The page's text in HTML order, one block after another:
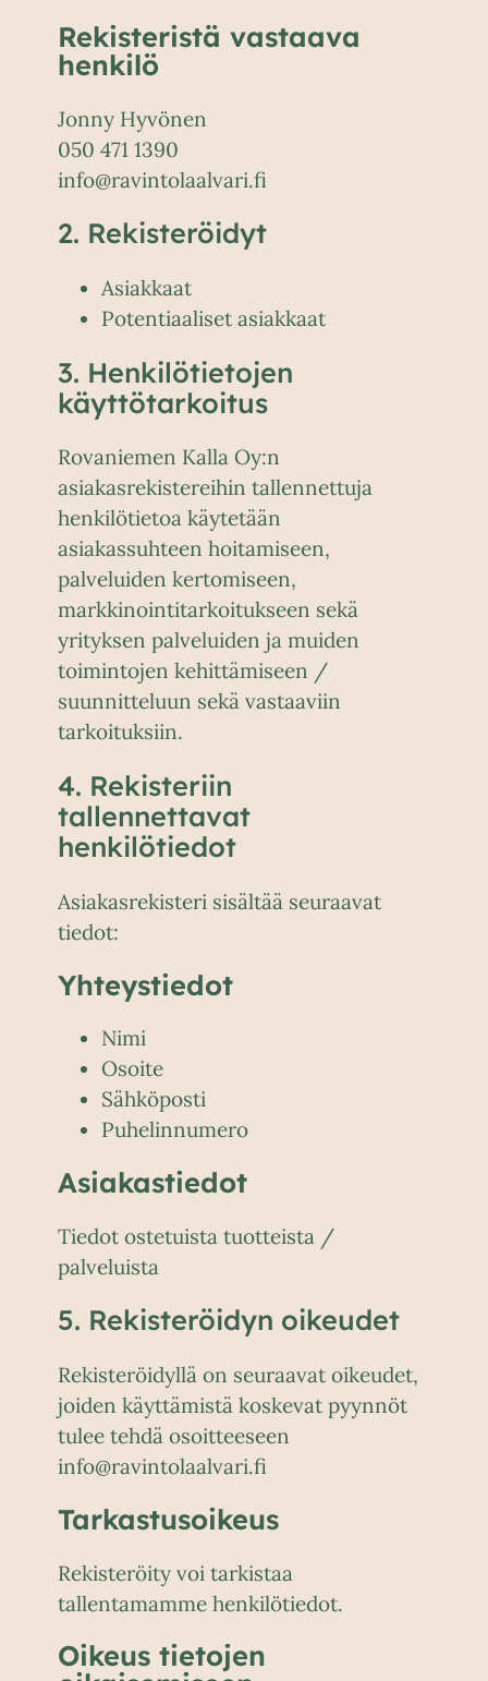
Rekisteristä vastaava
henkilö
Jonny Hyvönen
050 471 1390
info@ravintolaalvari.fi
2. Rekisteröidyt
Asiakkaat
Potentiaaliset asiakkaat
3. Henkilötietojen
käyttötarkoitus
Rovaniemen Kalla Oy:n
asiakasrekistereihin tallennettuja
henkilötietoa käytetään
asiakassuhteen hoitamiseen,
palveluiden kertomiseen,
markkinointitarkoitukseen sekä
yrityksen palveluiden ja muiden
toimintojen kehittämiseen /
suunnitteluun sekä vastaaviin
tarkoituksiin.
4. Rekisteriin
tallennettavat
henkilötiedot
Asiakasrekisteri sisältää seuraavat
tiedot:
Yhteystiedot
Nimi
Osoite
Sähköposti
Puhelinnumero
Asiakastiedot
Tiedot ostetuista tuotteista /
palveluista
5. Rekisteröidyn oikeudet
Rekisteröidyllä on seuraavat oikeudet,
joiden käyttämistä koskevat pyynnöt
tulee tehdä osoitteeseen
info@ravintolaalvari.fi
Tarkastusoikeus
Rekisteröity voi tarkistaa
tallentamamme henkilötiedot.
Oikeus tietojen